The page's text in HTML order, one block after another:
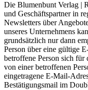
Die Blumenbunt Verlag |
und Geschäftspartner in
Newsletters über
unseres Unternehmens
grundsätzlich nur dann
Person über eine gültige
betroffene Person sich
von einer betroffenen
eingetragene E-Mail-
Bestätigungsmail im